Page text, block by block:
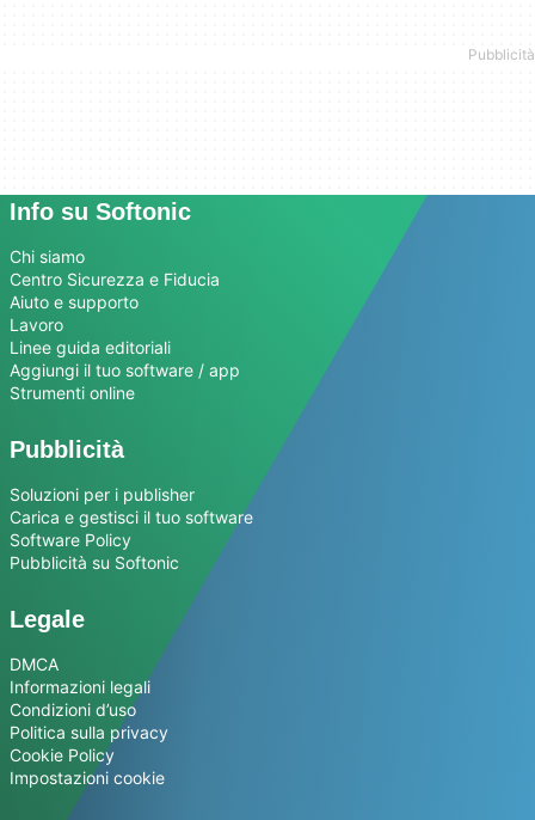
Info su Softonic
Chi siamo
Centro Sicurezza e Fiducia
Aiuto e supporto
Lavoro
Linee guida editoriali
Aggiungi il tuo software / app
Strumenti online
Pubblicità
Soluzioni per i publisher
Carica e gestisci il tuo software
Software Policy
Pubblicità su Softonic
Legale
DMCA
Informazioni legali
Condizioni d’uso
Politica sulla privacy
Cookie Policy
Impostazioni cookie